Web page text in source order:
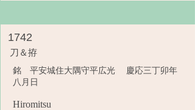
1742
刀＆拵
銘 平安城住大隅守平広光 慶応三丁卯年
八月日
Hiromitsu